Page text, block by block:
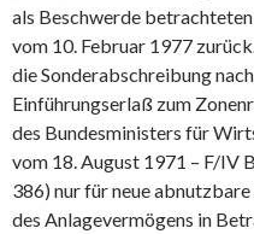
als Beschwerde
vom 10. Februar 1977
die Sonderabschreibung
Einführungserlaß zum
des Bundesministers für
vom 18. August 1971 – F/IV
386) nur für neue
des Anlagevermögens in